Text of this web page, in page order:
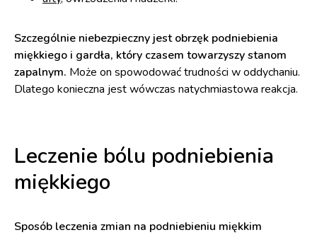
Szczególnie niebezpieczny jest obrzęk podniebienia
miękkiego i gardła, który czasem towarzyszy stanom
zapalnym. Może on spowodować trudności w oddychaniu.
Dlatego konieczna jest wówczas natychmiastowa reakcja.
Leczenie bólu podniebienia
miękkiego
Sposób leczenia zmian na podniebieniu miękkim